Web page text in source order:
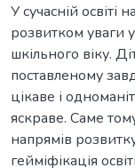
У сучасній освіті
розвитком уваги
шкільного віку.
поставленому
цікаве і
яскраве. Саме
напрямів
гейміфікація